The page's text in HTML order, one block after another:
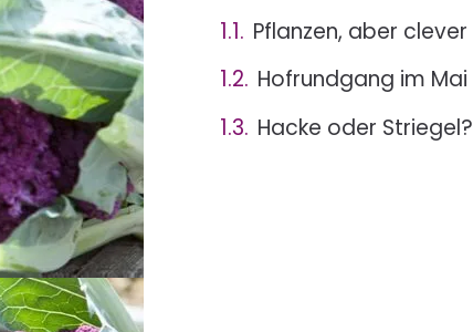
Pflanzen, aber clever
Hofrundgang im Mai
Hacke oder Striegel?